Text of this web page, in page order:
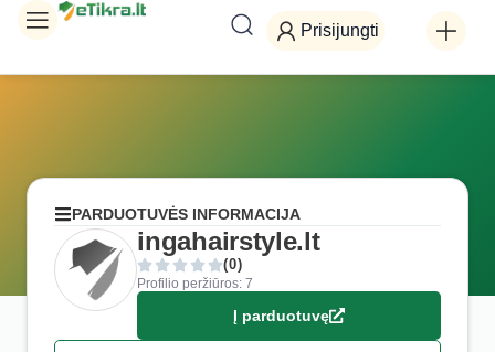
Prisijungti
PARDUOTUVĖS INFORMACIJA
ingahairstyle.lt
(0)
Profilio peržiūros: 7
Į parduotuvę